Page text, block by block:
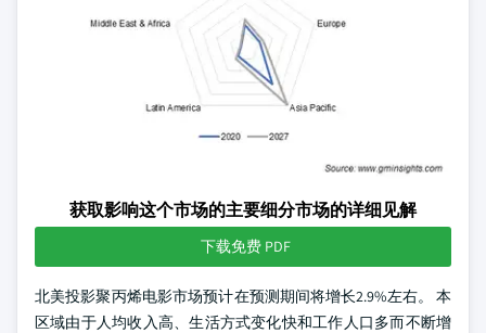
获取影响这个市场的主要细分市场的详细见解
下载免费 PDF
北美投影聚丙烯电影市场预计在预测期间将增长2.9%左右。 本
区域由于人均收入高、生活方式变化快和工作人口多而不断增